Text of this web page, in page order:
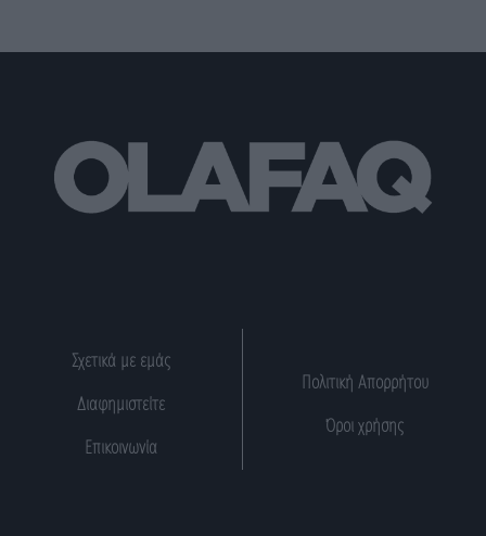
Σχετικά με εμάς
Διαφημιστείτε
Επικοινωνία
Πολιτική Απορρήτου
Όροι χρήσης